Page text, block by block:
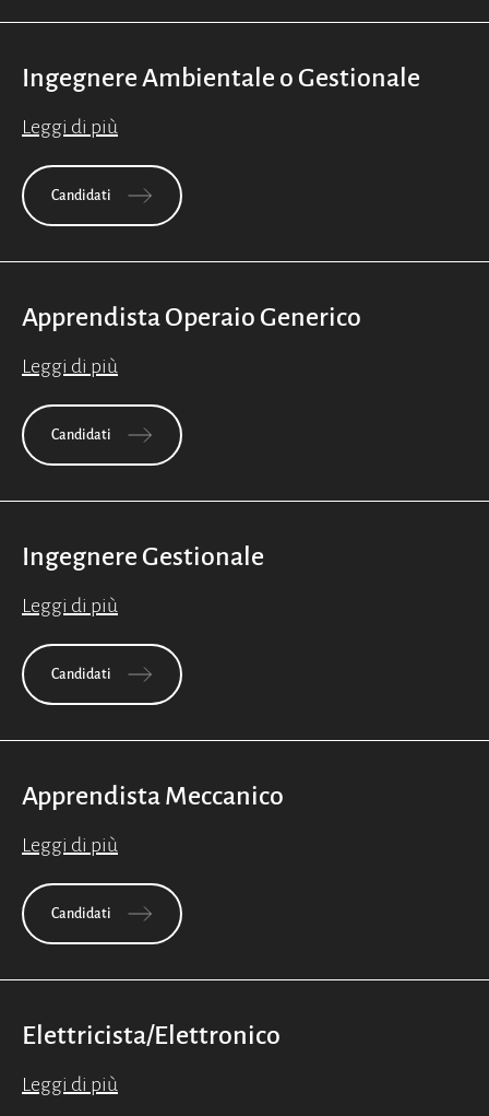
Ingegnere Ambientale o Gestionale
Leggi di più
Candidati
Apprendista Operaio Generico
Leggi di più
Candidati
Ingegnere Gestionale
Leggi di più
Candidati
Apprendista Meccanico
Leggi di più
Candidati
Elettricista/Elettronico
Leggi di più